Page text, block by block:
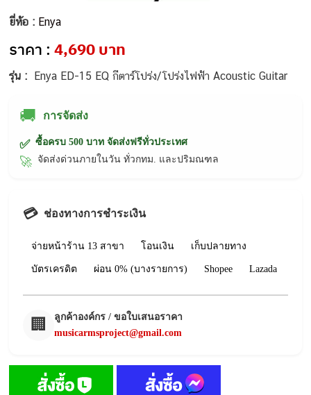
ยี่ห้อ : Enya
ราคา :4,690 บาท
รุ่น : Enya ED-15 EQ กีตาร์โปร่ง/โปร่งไฟฟ้า Acoustic Guitar
🚚 การจัดส่ง
✅ ซื้อครบ 500 บาท จัดส่งฟรีทั่วประเทศ
🚀 จัดส่งด่วนภายในวัน ทั่วกทม. และปริมณฑล
💳 ช่องทางการชำระเงิน
จ่ายหน้าร้าน 13 สาขา โอนเงิน เก็บปลายทาง
บัตรเครดิต ผ่อน 0% (บางรายการ) Shopee Lazada
🏢
ลูกค้าองค์กร / ขอใบเสนอราคา
musicarmsproject@gmail.com